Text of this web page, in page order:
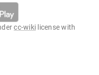
cc-wiki license with